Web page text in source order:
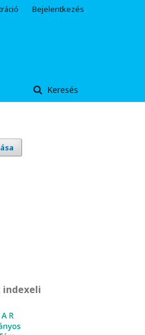
Keresés
Bejelentkezés